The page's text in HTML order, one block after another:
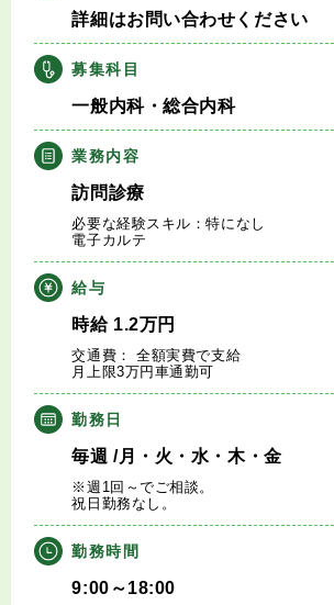
医師の求人・転職Q&A
知りたい・聞きたい
転職成功事例
医師の転職マニュアル
データで見る医師の平均年収
医師に役立つ取材記事
大学医局紹介
詳細はお問い合わせください
募集科目
一般内科・総合内科
業務内容
訪問診療
必要な経験スキル：特になし
電子カルテ
給与
時給1.2万円
交通費： 全額実費で支給
月上限3万円車通勤可
勤務日
毎週 /月・火・水・木・金
※週1回～でご相談。
祝日勤務なし。
勤務時間
9:00～18:00